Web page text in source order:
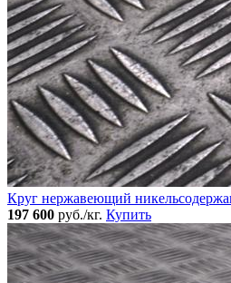
Круг нержавеющий
197 600 руб./кг. Купить